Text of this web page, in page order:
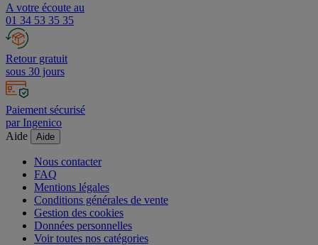
A votre écoute au
01 34 53 35 35
Retour gratuit
sous 30 jours
Paiement sécurisé
par Ingenico
Aide
Aide
Nous contacter
FAQ
Mentions légales
Conditions générales de vente
Gestion des cookies
Données personnelles
Voir toutes nos catégories